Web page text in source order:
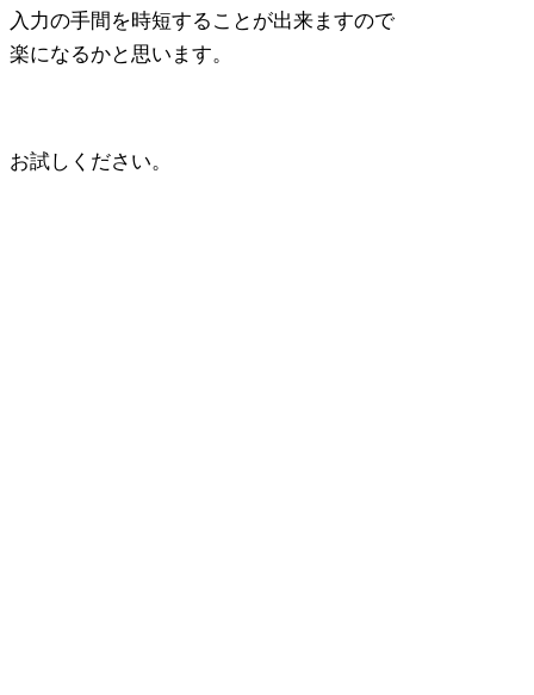
入力の手間を時短することが出来ますので
楽になるかと思います。
お試しください。